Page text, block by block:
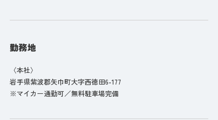
勤務地
〈本社〉
岩手県紫波郡矢巾町大字西徳田6-177
※マイカー通勤可／無料駐車場完備